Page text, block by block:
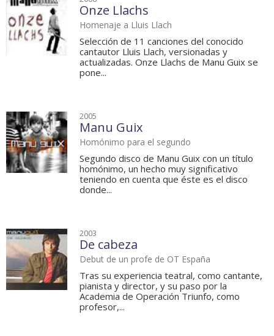
Onze Llachs
Homenaje a Lluis Llach
Selección de 11 canciones del conocido
cantautor Lluis Llach, versionadas y
actualizadas. Onze Llachs de Manu Guix se
pone...
2005
Manu Guix
Homónimo para el segundo
Segundo disco de Manu Guix con un título
homónimo, un hecho muy significativo
teniendo en cuenta que éste es el disco
donde...
2003
De cabeza
Debut de un profe de OT España
Tras su experiencia teatral, como cantante,
pianista y director, y su paso por la
Academia de Operación Triunfo, como
profesor,...